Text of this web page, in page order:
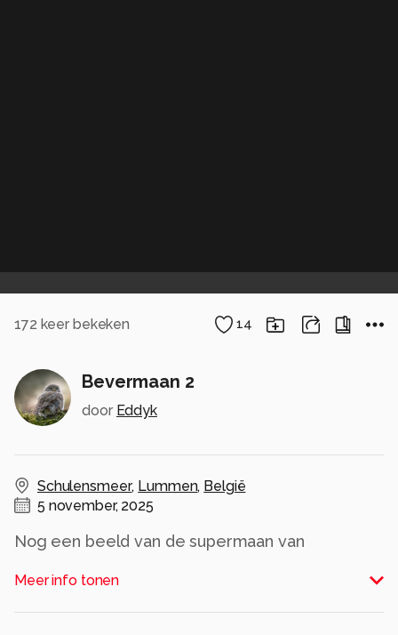
172 keer bekeken 14
Bevermaan 2
door Eddyk
Schulensmeer, Lummen, België
5 november, 2025
Nog een beeld van de supermaan van
sluierwolken.
Meer info tonen